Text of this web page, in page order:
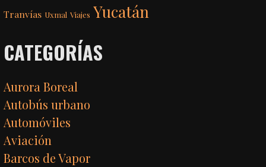
Tranvías Uxmal Viajes Yucatán
CATEGORÍAS
Aurora Boreal
Autobús urbano
Automóviles
Aviación
Barcos de Vapor